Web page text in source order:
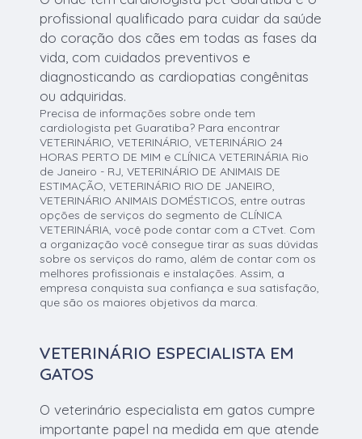
profissional qualificado para cuidar da saúde
do coração dos cães em todas as fases da
vida, com cuidados preventivos e
diagnosticando as cardiopatias congênitas
ou adquiridas.
Precisa de informações sobre onde tem
cardiologista pet Guaratiba? Para encontrar
VETERINÁRIO, VETERINÁRIO, VETERINÁRIO 24
HORAS PERTO DE MIM e CLÍNICA VETERINÁRIA Rio
de Janeiro - RJ, VETERINÁRIO DE ANIMAIS DE
ESTIMAÇÃO, VETERINÁRIO RIO DE JANEIRO,
VETERINÁRIO ANIMAIS DOMÉSTICOS, entre outras
opções de serviços do segmento de CLÍNICA
VETERINÁRIA, você pode contar com a CTvet. Com
a organização você consegue tirar as suas dúvidas
sobre os serviços do ramo, além de contar com os
melhores profissionais e instalações. Assim, a
empresa conquista sua confiança e sua satisfação,
que são os maiores objetivos da marca.
VETERINÁRIO ESPECIALISTA EM
GATOS
O veterinário especialista em gatos cumpre
importante papel na medida em que atende